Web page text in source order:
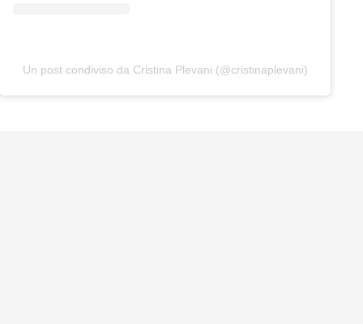
Un post condiviso da Cristina Plevani (@cristinaplevani)